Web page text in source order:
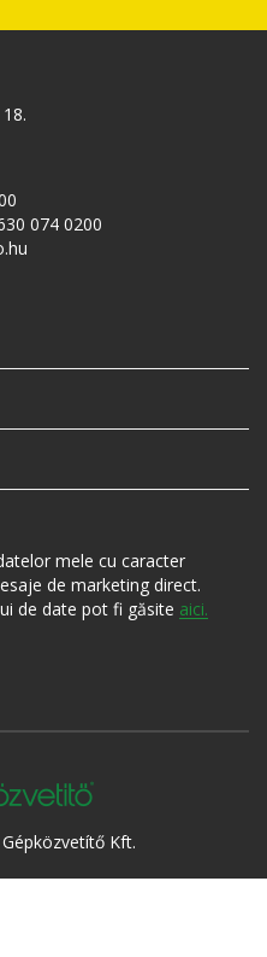
074 0200
mele cu caracter
de marketing direct.
de date pot fi găsite aici.
Kft.